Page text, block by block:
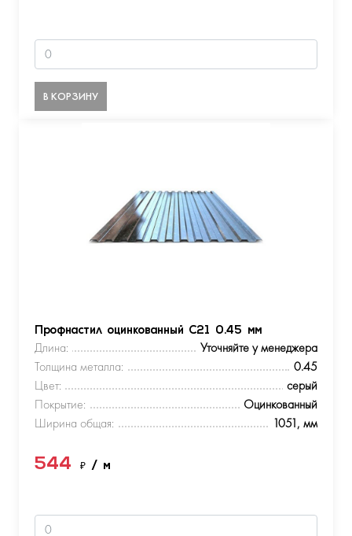
В КОРЗИНУ
Профнастил оцинкованный С21 0.45 мм
Длина:
Уточняйте у менеджера
Толщина металла:
0.45
Цвет:
серый
Покрытие:
Оцинкованный
Ширина общая:
1051, мм
544 ₽ / м